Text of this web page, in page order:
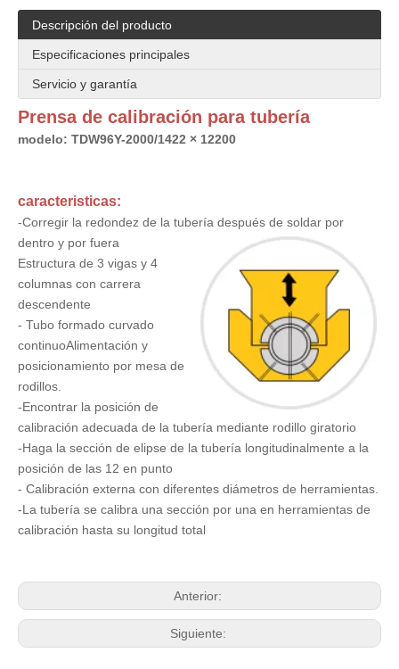
Descripción del producto
Especificaciones principales
Servicio y garantía
Prensa de calibración para tubería
modelo: TDW96Y-2000/1422 × 12200
caracteristicas:
-Corregir la redondez de la tubería después de soldar por
dentro y por fuera
Estructura de 3 vigas y 4
columnas con carrera
descendente
- Tubo formado curvado
continuoAlimentación y
posicionamiento por mesa de
rodillos.
-Encontrar la posición de
calibración adecuada de la tubería mediante rodillo giratorio
-Haga la sección de elipse de la tubería longitudinalmente a la
posición de las 12 en punto
- Calibración externa con diferentes diámetros de herramientas.
-La tubería se calibra una sección por una en herramientas de
calibración hasta su longitud total
Anterior:
Siguiente: